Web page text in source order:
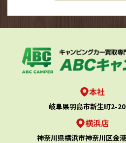
本社
岐阜県羽島市新生町2-
横浜店
神奈川県横浜市神奈川区金